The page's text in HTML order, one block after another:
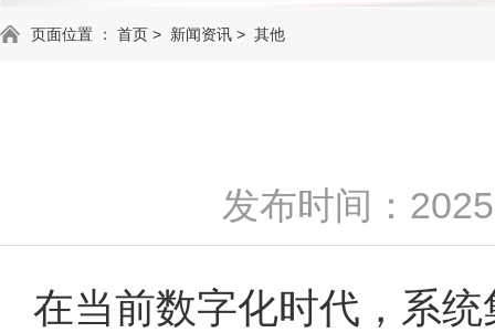
页面位置 ： 首页 > 新闻资讯 > 其他
发布时间：
在当前数字化时代，系